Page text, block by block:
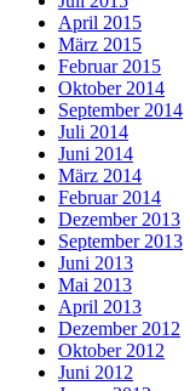
April 2015
März 2015
Februar 2015
Oktober 2014
September 2014
Juli 2014
Juni 2014
März 2014
Februar 2014
Dezember 2013
September 2013
Juni 2013
Mai 2013
April 2013
Dezember 2012
Oktober 2012
Juni 2012